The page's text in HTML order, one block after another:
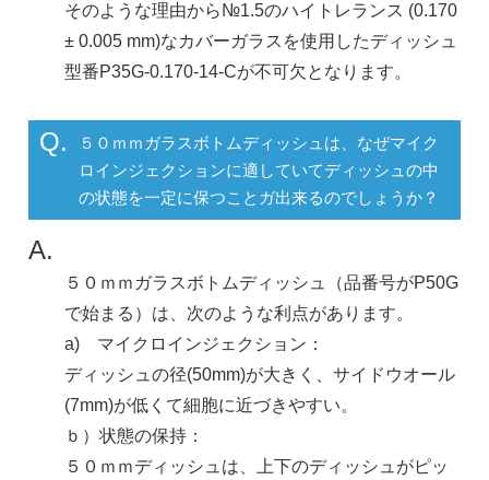
そのような理由から№1.5のハイトレランス (0.170
± 0.005 mm)なカバーガラスを使用したディッシュ
型番P35G-0.170-14-Cが不可欠となります。
Q.
５０ｍｍガラスボトムディッシュは、なぜマイク
ロインジェクションに適していてディッシュの中
の状態を一定に保つことガ出来るのでしょうか？
A.
５０ｍｍガラスボトムディッシュ（品番号がP50G
で始まる）は、次のような利点があります。
a) マイクロインジェクション：
ディッシュの径(50mm)が大きく、サイドウオール
(7mm)が低くて細胞に近づきやすい。
ｂ）状態の保持：
５０ｍｍディッシュは、上下のディッシュがピッ